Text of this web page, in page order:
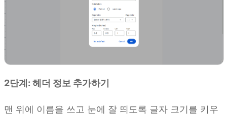
2단계: 헤더 정보 추가하기
맨 위에 이름을 쓰고 눈에 잘 띄도록 글자 크기를 키우